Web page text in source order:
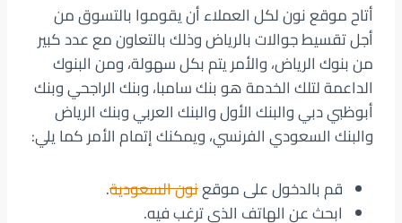
أتاح موقع نون لكل العملاء أن يقوموا بالتسوق من
أجل تقسيط جوالات بالرياض وذلك بالتعاون مع عدد كبير
من بنوك الرياض، والأمر يتم بكل سهولة، ومن البنوك
الداعمة لتلك الخدمة هو بنك سامبا، وبنك الراجحي وبنك
أبوظبي دبي والبنك الأول والبنك العربي وبنك الرياض
والبنك السعودي الفرنسي، ويمكنك إتمام الأمر كما يلي:
قم بالدخول على موقعنون السعودية.
ابحث عن الهاتف الذي ترغب فيه.